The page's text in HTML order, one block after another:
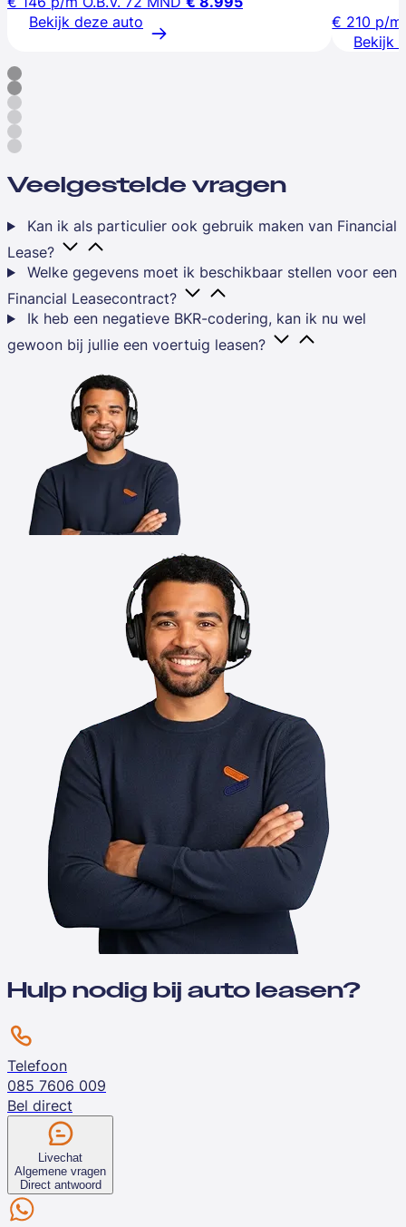
Bekijk deze auto
€ 210 p/m
Bekijk
Veelgestelde vragen
Kan ik als particulier ook gebruik maken van Financial
Lease?
Welke gegevens moet ik beschikbaar stellen voor een
Financial Leasecontract?
Ik heb een negatieve BKR-codering, kan ik nu wel
gewoon bij jullie een voertuig leasen?
Hulp nodig bij auto leasen?
Telefoon
085 7606 009
Bel direct
Livechat
Algemene vragen
Direct antwoord